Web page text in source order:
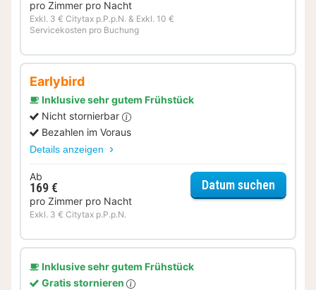
pro Zimmer pro Nacht
Exkl. 3 € Citytax p.P.p.N. & Exkl. 10 €
Servicekosten pro Buchung
Earlybird
Inklusive sehr gutem Frühstück
Nicht stornierbar
Bezahlen im Voraus
Details anzeigen
Ab
169 €
pro Zimmer pro Nacht
Exkl. 3 € Citytax p.P.p.N.
Datum suchen
Inklusive sehr gutem Frühstück
Gratis stornieren